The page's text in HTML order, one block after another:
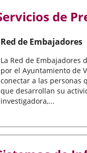
de
Red de Embajadores
La Red de Embajadores
por el Ayuntamiento de
conectar a las personas
que desarrollan su
investigadora,...